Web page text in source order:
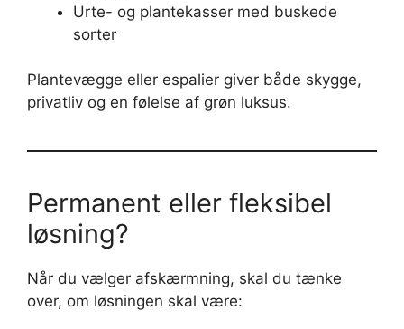
Urte- og plantekasser med buskede
sorter
Plantevægge eller espalier giver både skygge,
privatliv og en følelse af grøn luksus.
Permanent eller fleksibel
løsning?
Når du vælger afskærmning, skal du tænke
over, om løsningen skal være: